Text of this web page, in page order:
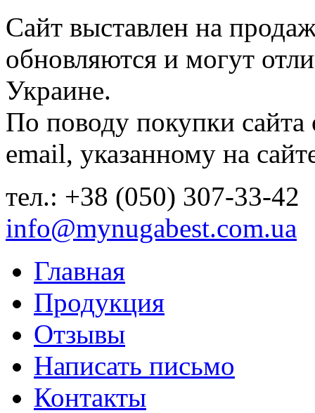
Сайт выставлен на
обновляются и могут
Украине.
По поводу покупки
email, указанному на
тел.: +38 (050) 307-33-42
info@mynugabest.com.ua
Главная
Продукция
Отзывы
Написать письмо
Контакты